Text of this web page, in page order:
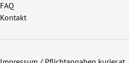
FAQ
Kontakt